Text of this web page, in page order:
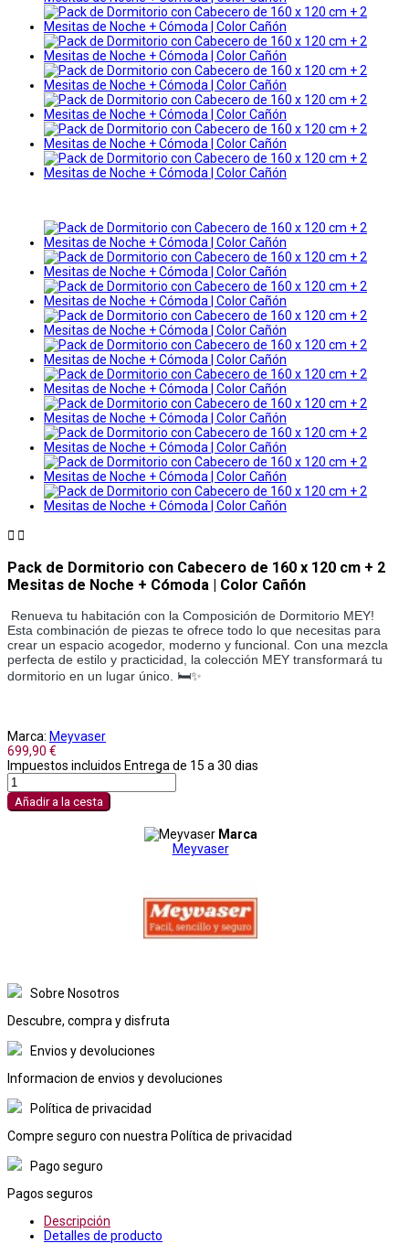
 
Pack de Dormitorio con Cabecero de 160 x 120 cm + 2
Mesitas de Noche + Cómoda | Color Cañón
Renueva tu habitación con la Composición de Dormitorio MEY!
Esta combinación de piezas te ofrece todo lo que necesitas para
crear un espacio acogedor, moderno y funcional. Con una mezcla
perfecta de estilo y practicidad, la colección MEY transformará tu
dormitorio en un lugar único. 🛏️✨
Marca: Meyvaser
699,90 €
Impuestos incluidos Entrega de 15 a 30 dias
Añadir a la cesta
Marca
Meyvaser
Sobre Nosotros
Descubre, compra y disfruta
Envios y devoluciones
Informacion de envios y devoluciones
Política de privacidad
Compre seguro con nuestra Política de privacidad
Pago seguro
Pagos seguros
Descripción
Detalles de producto